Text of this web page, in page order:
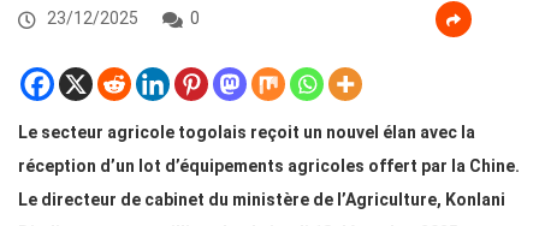
23/12/2025 0
Le secteur agricole togolais reçoit un nouvel élan avec la
réception d’un lot d’équipements agricoles offert par la Chine.
Le directeur de cabinet du ministère de l’Agriculture, Konlani